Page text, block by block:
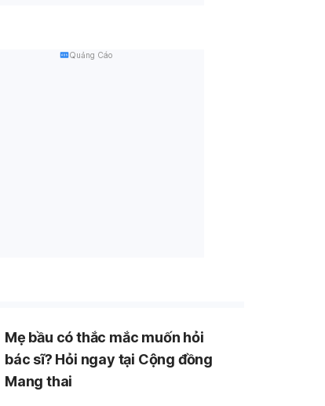
Quảng Cáo
Mẹ bầu có thắc mắc muốn hỏi
bác sĩ? Hỏi ngay tại Cộng đồng
Mang thai